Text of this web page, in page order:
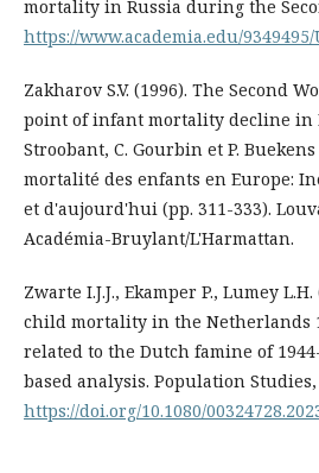
mortality in Russia during the
https://www.academia.edu/
Zakharov S.V. (1996). The Second
point of infant mortality decline in
Stroobant, C. Gourbin et P. Buekens
mortalité des enfants en Europe:
et d'aujourd'hui (pp. 311-333).
Académia-Bruylant/L'Harmattan.
Zwarte I.J.J., Ekamper P., Lumey
child mortality in the Netherlands
related to the Dutch famine of
based analysis. Population Studies,
https://doi.org/10.1080/